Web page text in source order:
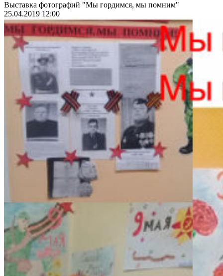
Выставка фотографий "Мы гордимся, мы помним"
25.04.2019 12:00